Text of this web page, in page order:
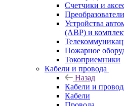
Счетчики и
Преобразователи
Устройства
(АВР) и
Пожарное
Токоприемники
Кабели и провода
Назад
Кабели и
Кабели